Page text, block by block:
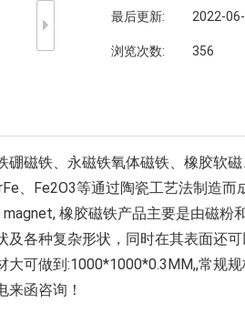
最后更新: 2022-
浏览次数: 356
磁铁、永磁铁氧体磁铁、橡胶软
、Fe2O3等通过陶瓷工艺法制造
橡胶磁铁产品主要是由磁
各种复杂形状，同时在其表面还
可做到:1000*1000*0.3MM,,常规
函咨询！